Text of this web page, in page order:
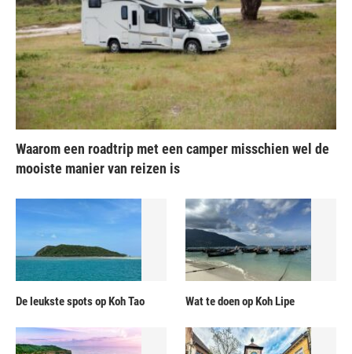
Waarom een roadtrip met een camper misschien wel de
mooiste manier van reizen is
De leukste spots op Koh Tao Wat te doen op Koh Lipe